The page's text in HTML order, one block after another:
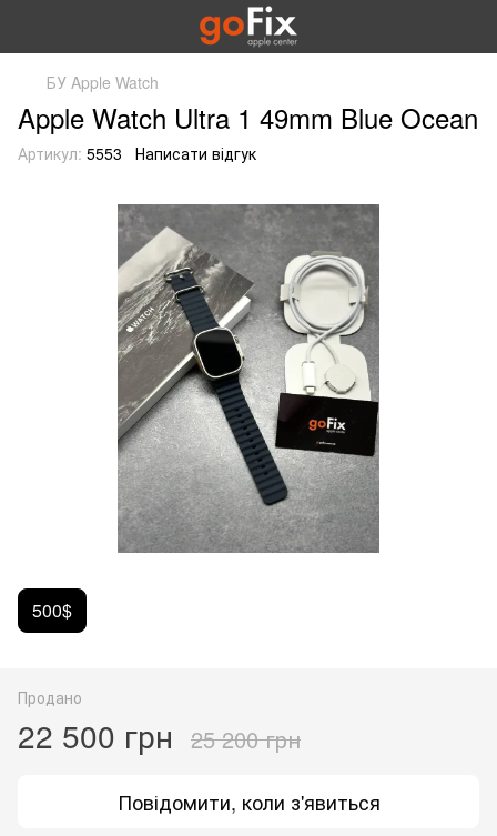
БУ Apple Watch
Apple Watch Ultra 1 49mm Blue Ocean
Артикул: 5553 Написати відгук
500$
Продано
22 500 грн 25 200 грн
Повідомити, коли з'явиться